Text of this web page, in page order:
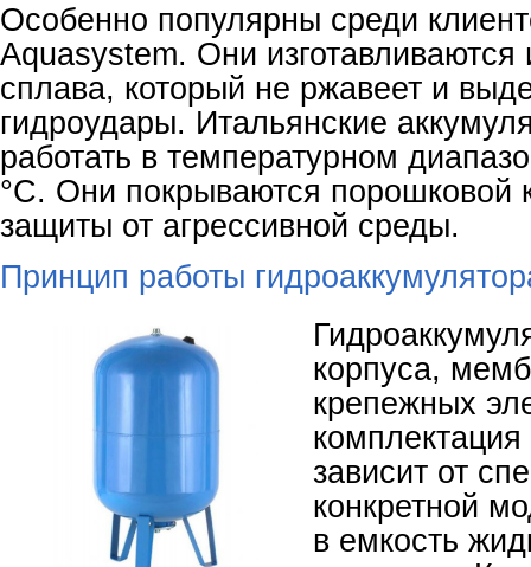
Особенно популярны среди
Aquasystem. Они изготавливаются
сплава, который не ржавеет и
гидроудары. Итальянские
работать в температурном
°С. Они покрываются порошковой
защиты от агрессивной среды.
Принцип работы
корпуса,
крепежных
зависит от
конкретной
в емкость